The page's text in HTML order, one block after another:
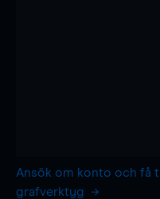
Ansök om konto och få
grafverktyg